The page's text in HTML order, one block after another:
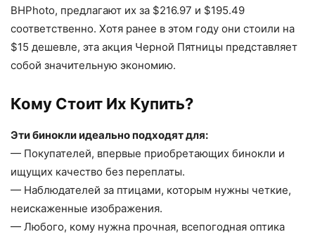
BHPhoto, предлагают их за $216.97 и $195.49
соответственно. Хотя ранее в этом году они стоили на
$15 дешевле, эта акция Черной Пятницы представляет
собой значительную экономию.
Кому Стоит Их Купить?
Эти бинокли идеально подходят для:
— Покупателей, впервые приобретающих бинокли и
ищущих качество без переплаты.
— Наблюдателей за птицами, которым нужны четкие,
неискаженные изображения.
— Любого, кому нужна прочная, всепогодная оптика